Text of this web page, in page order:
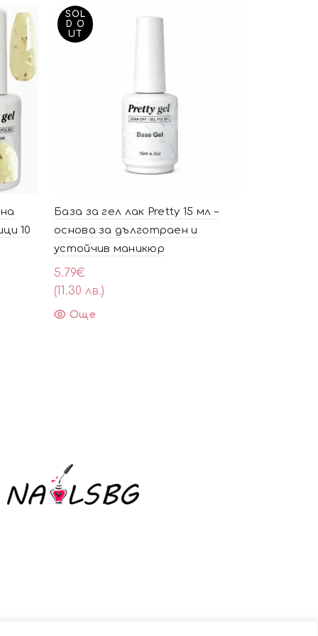
10
SOL
D O
UT
База за гел лак Pretty 15 мл –
основа за дълготраен и
устойчив маникюр
5.79€
(11.30 лв.)
Още